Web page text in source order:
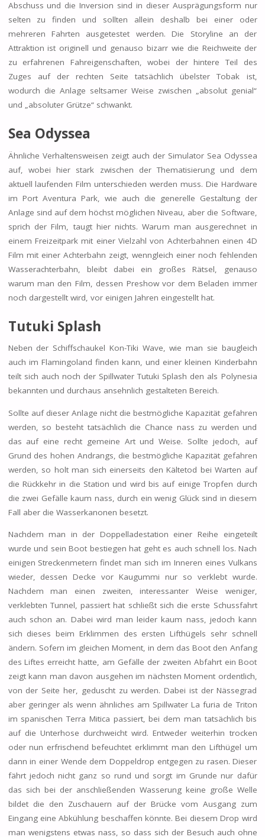
Abschuss und die Inversion sind in dieser Ausprägungsform nur
selten zu finden und sollten allein deshalb bei einer oder
mehreren Fahrten ausgetestet werden. Die Storyline an der
Attraktion ist originell und genauso bizarr wie die Reichweite der
zu erfahrenen Fahreigenschaften, wobei der hintere Teil des
Zuges auf der rechten Seite tatsächlich übelster Tobak ist,
wodurch die Anlage seltsamer Weise zwischen „absolut genial“
und „absoluter Grütze“ schwankt.
Sea Odyssea
Ähnliche Verhaltensweisen zeigt auch der Simulator Sea Odyssea
auf, wobei hier stark zwischen der Thematisierung und dem
aktuell laufenden Film unterschieden werden muss. Die Hardware
im Port Aventura Park, wie auch die generelle Gestaltung der
Anlage sind auf dem höchst möglichen Niveau, aber die Software,
sprich der Film, taugt hier nichts. Warum man ausgerechnet in
einem Freizeitpark mit einer Vielzahl von Achterbahnen einen 4D
Film mit einer Achterbahn zeigt, wenngleich einer noch fehlenden
Wasserachterbahn, bleibt dabei ein großes Rätsel, genauso
warum man den Film, dessen Preshow vor dem Beladen immer
noch dargestellt wird, vor einigen Jahren eingestellt hat.
Tutuki Splash
Neben der Schiffschaukel Kon-Tiki Wave, wie man sie baugleich
auch im Flamingoland finden kann, und einer kleinen Kinderbahn
teilt sich auch noch der Spillwater Tutuki Splash den als Polynesia
bekannten und durchaus ansehnlich gestalteten Bereich.
Sollte auf dieser Anlage nicht die bestmögliche Kapazität gefahren
werden, so besteht tatsächlich die Chance nass zu werden und
das auf eine recht gemeine Art und Weise. Sollte jedoch, auf
Grund des hohen Andrangs, die bestmögliche Kapazität gefahren
werden, so holt man sich einerseits den Kältetod bei Warten auf
die Rückkehr in die Station und wird bis auf einige Tropfen durch
die zwei Gefälle kaum nass, durch ein wenig Glück sind in diesem
Fall aber die Wasserkanonen besetzt.
Nachdem man in der Doppelladestation einer Reihe eingeteilt
wurde und sein Boot bestiegen hat geht es auch schnell los. Nach
einigen Streckenmetern findet man sich im Inneren eines Vulkans
wieder, dessen Decke vor Kaugummi nur so verklebt wurde.
Nachdem man einen zweiten, interessanter Weise weniger,
verklebten Tunnel, passiert hat schließt sich die erste Schussfahrt
auch schon an. Dabei wird man leider kaum nass, jedoch kann
sich dieses beim Erklimmen des ersten Lifthügels sehr schnell
ändern. Sofern im gleichen Moment, in dem das Boot den Anfang
des Liftes erreicht hatte, am Gefälle der zweiten Abfahrt ein Boot
zeigt kann man davon ausgehen im nächsten Moment ordentlich,
von der Seite her, geduscht zu werden. Dabei ist der Nässegrad
aber geringer als wenn ähnliches am Spillwater La furia de Triton
im spanischen Terra Mitica passiert, bei dem man tatsächlich bis
auf die Unterhose durchweicht wird. Entweder weiterhin trocken
oder nun erfrischend befeuchtet erklimmt man den Lifthügel um
dann in einer Wende dem Doppeldrop entgegen zu rasen. Dieser
fährt jedoch nicht ganz so rund und sorgt im Grunde nur dafür
das sich bei der anschließenden Wasserung keine große Welle
bildet die den Zuschauern auf der Brücke vom Ausgang zum
Eingang eine Abkühlung beschaffen könnte. Bei diesem Drop wird
man wenigstens etwas nass, so dass sich der Besuch auch ohne